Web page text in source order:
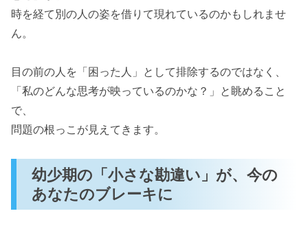
時を経て別の人の姿を借りて現れているのかもしれませ
ん。
目の前の人を「困った人」として排除するのではなく、
「私のどんな思考が映っているのかな？」と眺めること
で、
問題の根っこが見えてきます。
幼少期の「小さな勘違い」が、今の
あなたのブレーキに